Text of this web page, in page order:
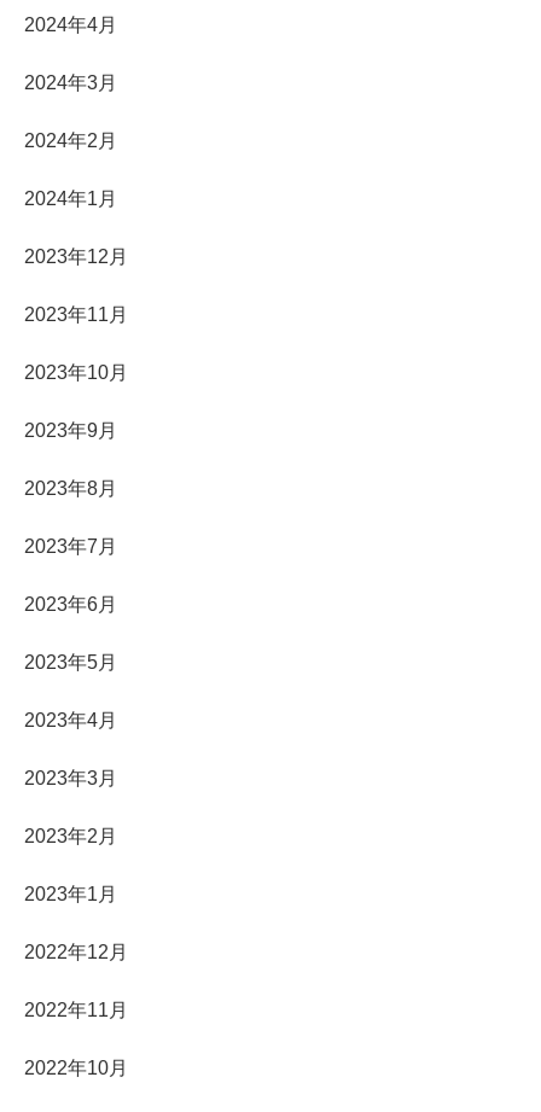
2024年4月
2024年3月
2024年2月
2024年1月
2023年12月
2023年11月
2023年10月
2023年9月
2023年8月
2023年7月
2023年6月
2023年5月
2023年4月
2023年3月
2023年2月
2023年1月
2022年12月
2022年11月
2022年10月